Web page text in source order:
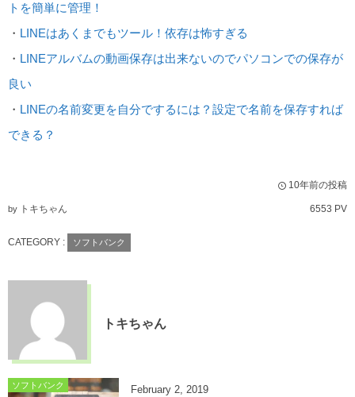
トを簡単に管理！
・ LINEはあくまでもツール！依存は怖すぎる
・ LINEアルバムの動画保存は出来ないのでパソコンでの保存が
良い
・ LINEの名前変更を自分でするには？設定で名前を保存すれば
できる？
10年前の投稿
by トキちゃん 6553 PV
CATEGORY : ソフトバンク
トキちゃん
ソフトバンク February 2, 2019